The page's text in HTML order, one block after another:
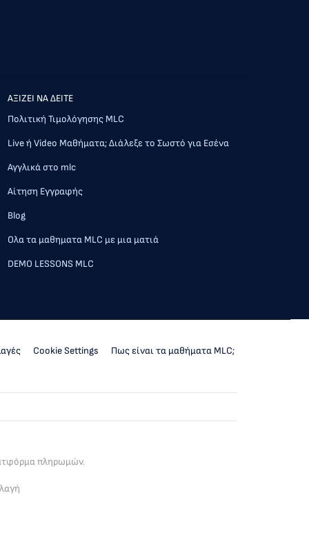
AΞΙΖΕΙ ΝΑ ΔΕΙΤΕ
Πολιτική Τιμολόγησης MLC
Live ή Video Μαθήματα; Διάλεξε το Σωστό για Εσένα
Αγγλικά στο mlc
Αίτηση Εγγραφής
Blog
Ολα τα μαθηματα MLC με μια ματιά
DEMO LESSONS MLC
Cookie Settings Πως είναι τα μαθήματα MLC;
πληρωμών.